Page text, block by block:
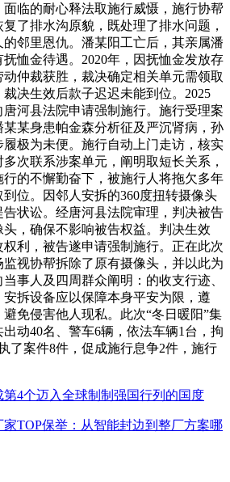
临的耐心释法取施行威慑，施行协帮
了排水沟原貌，既处理了排水问题，
邻里恩仇。潘某阳工亡后，其亲属潘
恤金待遇。2020年，因抚恤金发放存
仲裁获胜，裁决确定相关单元需领取
决生效后款子迟迟未能到位。2025
河县法院申请强制施行。施行受理案
某身患帕金森分析征及严沉肾病，孙
极为未便。施行自动上门走访，核实
次联系涉案单元，阐明取短长关系，
的不懈勤奋下，被施行人将拖欠多年
位。因邻人安拆的360度扭转摄像头
状讼。经唐河县法院审理，判决被告
，确保不影响被告权益。判决生效
利，被告遂申请强制施行。正在此次
视协帮拆除了原有摄像头，并以此为
事人及四周群众阐明：的收支行迹、
拆设备应以保障本身平安为限，遵
免侵害他人现私。此次“冬日暖阳”集
动40名、警车6辆，依法车辆1台，拘
了案件8件，促成施行息争2件，施行
4个迈入全球制制强国行列的国度
家TOP保举：从智能封边到整厂方案哪